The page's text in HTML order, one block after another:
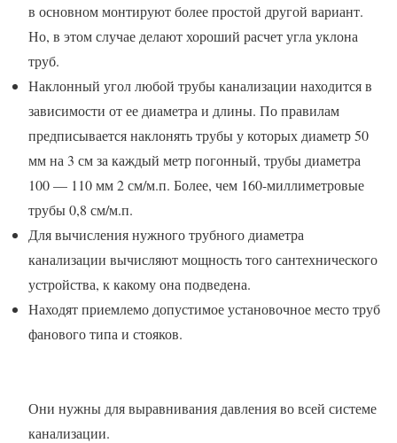
в основном монтируют более простой другой вариант.
Но, в этом случае делают хороший расчет угла уклона
труб.
Наклонный угол любой трубы канализации находится в
зависимости от ее диаметра и длины. По правилам
предписывается наклонять трубы у которых диаметр 50
мм на 3 см за каждый метр погонный, трубы диаметра
100 — 110 мм 2 см/м.п. Более, чем 160-миллиметровые
трубы 0,8 см/м.п.
Для вычисления нужного трубного диаметра
канализации вычисляют мощность того сантехнического
устройства, к какому она подведена.
Находят приемлемо допустимое установочное место труб
фанового типа и стояков.
Они нужны для выравнивания давления во всей системе
канализации.